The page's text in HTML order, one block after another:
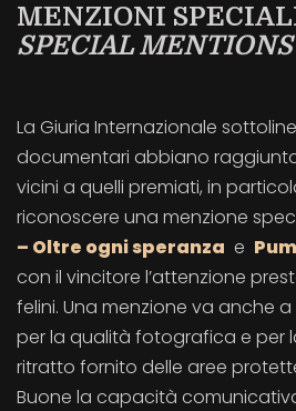
MENZIONI
SPECIAL MENTIONS
La Giuria Internazionale
documentari abbiano
vicini a quelli premiati, in
riconoscere una menzione
– Oltre ogni speranza e
con il vincitore l’attenzione
felini. Una menzione va anche
per la qualità fotografica e per
ritratto fornito delle aree
Buone la capacità